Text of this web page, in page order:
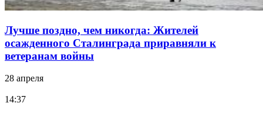
Лучше поздно, чем никогда: Жителей
осажденного Сталинграда приравняли к
ветеранам войны
28 апреля
14:37